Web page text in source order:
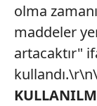
olma
maddeler
artacaktır"